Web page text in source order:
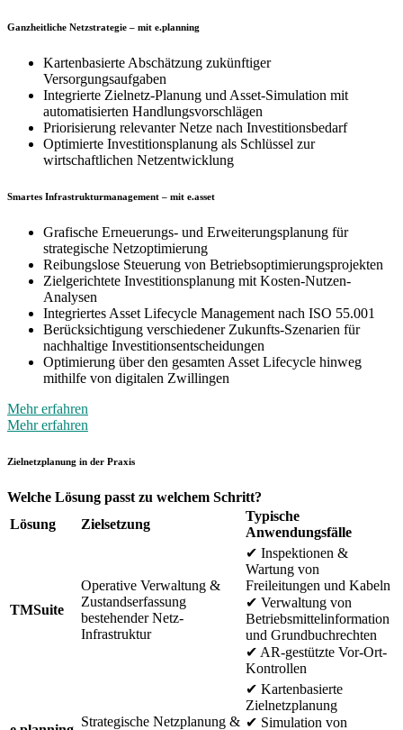
Ganzheitliche Netzstrategie – mit e.planning
Kartenbasierte Abschätzung zukünftiger
Versorgungsaufgaben
Integrierte Zielnetz-Planung und Asset-Simulation mit
automatisierten Handlungsvorschlägen
Priorisierung relevanter Netze nach Investitionsbedarf
Optimierte Investitionsplanung als Schlüssel zur
wirtschaftlichen Netzentwicklung
Smartes Infrastrukturmanagement – mit e.asset
Grafische Erneuerungs- und Erweiterungsplanung für
strategische Netzoptimierung
Reibungslose Steuerung von Betriebsoptimierungsprojekten
Zielgerichtete Investitionsplanung mit Kosten-Nutzen-
Analysen
Integriertes Asset Lifecycle Management nach ISO 55.001
Berücksichtigung verschiedener Zukunfts-Szenarien für
nachhaltige Investitionsentscheidungen
Optimierung über den gesamten Asset Lifecycle hinweg
mithilfe von digitalen Zwillingen
Mehr erfahren
Mehr erfahren
Zielnetzplanung in der Praxis
Welche Lösung passt zu welchem Schritt?
Lösung
Zielsetzung
Typische
Anwendungsfälle
TMSuite
Operative Verwaltung &
Zustandserfassung
bestehender Netz-
Infrastruktur
✔ Inspektionen &
Wartung von
Freileitungen und Kabeln
✔ Verwaltung von
Betriebsmittelinformation
und Grundbuchrechten
✔ AR-gestützte Vor-Ort-
Kontrollen
Strategische Netzplanung &
✔ Kartenbasierte
Zielnetzplanung
✔ Simulation von